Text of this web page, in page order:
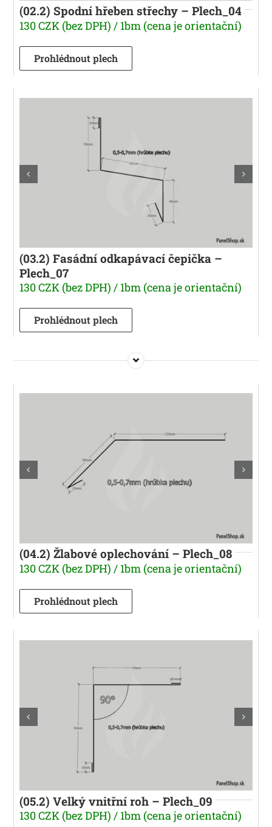
(02.2) Spodní hřeben střechy – Plech_04
130 CZK (bez DPH) / 1bm (cena je orientační)
Prohlédnout plech
(03.2) Fasádní odkapávací čepička –
Plech_07
130 CZK (bez DPH) / 1bm (cena je orientační)
Prohlédnout plech
(04.2) Žlabové oplechování – Plech_08
130 CZK (bez DPH) / 1bm (cena je orientační)
Prohlédnout plech
(05.2) Velký vnitřní roh – Plech_09
130 CZK (bez DPH) / 1bm (cena je orientační)